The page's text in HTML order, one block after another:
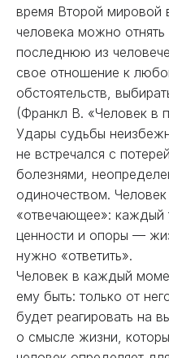
время Второй мировой
человека можно
последнюю из
свое отношение к
обстоятельств,
(Франкл В. «Человек в
Удары судьбы
не встречался с
болезнями,
одиночеством.
«отвечающее»: каждый
ценности и опоры —
нужно «ответить».
Человек в каждый
ему быть: только от
будет реагировать на
о смысле жизни,